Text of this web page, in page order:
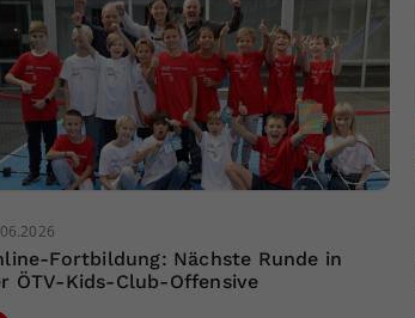
Fortbildung: Nächste Runde in
ÖTV-Kids-Club-Offensive